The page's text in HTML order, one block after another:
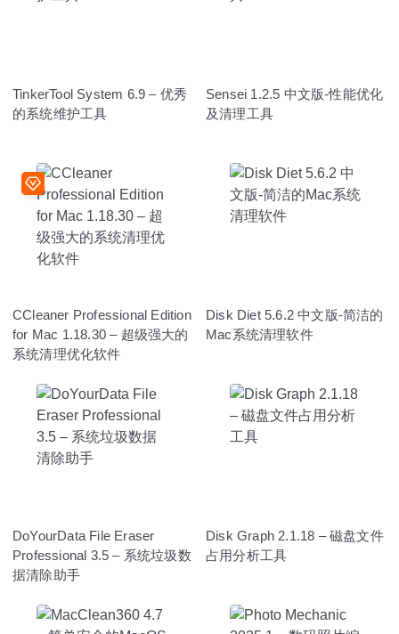
TinkerTool System 6.9 – 优秀
的系统维护工具
Sensei 1.2.5 中文版-性能优化
及清理工具
CCleaner Professional Edition
for Mac 1.18.30 – 超级强大的
系统清理优化软件
Disk Diet 5.6.2 中文版-简洁的
Mac系统清理软件
DoYourData File Eraser
Professional 3.5 – 系统垃圾数
据清除助手
Disk Graph 2.1.18 – 磁盘文件
占用分析工具